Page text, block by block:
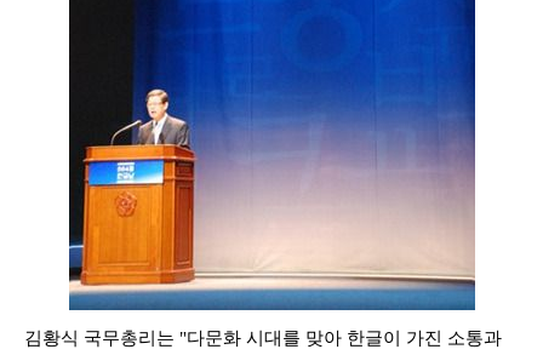
김황식 국무총리는 "다문화 시대를 맞아 한글이 가진 소통과